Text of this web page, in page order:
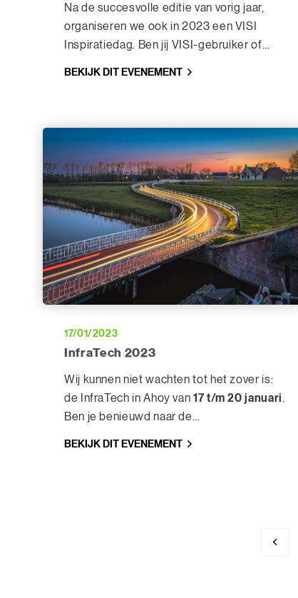
Na de succesvolle editie van vorig jaar,
organiseren we ook in 2023 een VISI
Inspiratiedag. Ben jij VISI-gebruiker of
BEKIJK DIT EVENEMENT
17/01/2023
InfraTech 2023
Wij kunnen niet wachten tot het zover is:
de InfraTech in Ahoy van 17 t/m 20 januari.
Ben je benieuwd naar de
BEKIJK DIT EVENEMENT